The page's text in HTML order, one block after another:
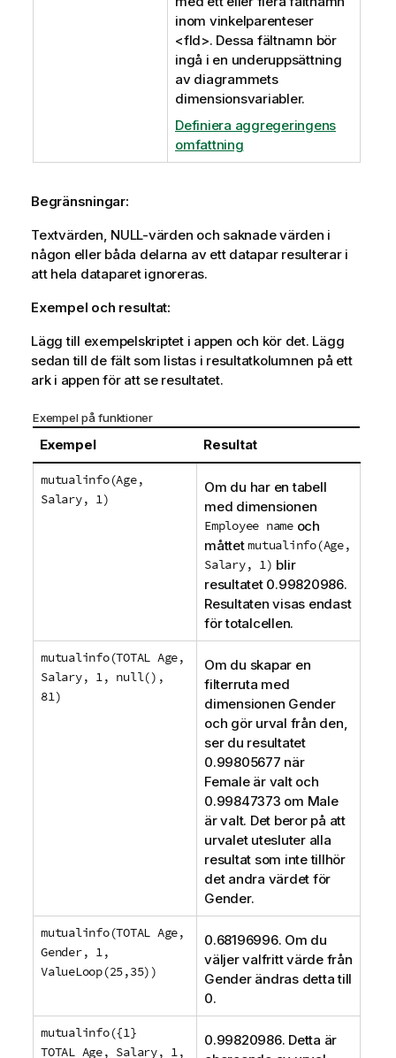
inom vinkelparenteser
<fld>. Dessa fältnamn bör
ingå i en underuppsättning
av diagrammets
dimensionsvariabler.
Definiera aggregeringens
omfattning
Begränsningar:
Textvärden, NULL-värden och saknade värden i
någon eller båda delarna av ett datapar resulterar i
att hela dataparet ignoreras.
Exempel och resultat:
Lägg till exempelskriptet i appen och kör det. Lägg
sedan till de fält som listas i resultatkolumnen på ett
ark i appen för att se resultatet.
Exempel på funktioner
Exempel Resultat
mutualinfo(Age,
Salary, 1)
Om du har en tabell
med dimensionen
Employee nameoch
måttetmutualinfo(Age,
Salary, 1) blir
resultatet 0.99820986.
Resultaten visas endast
för totalcellen.
mutualinfo(TOTAL Age,
Salary, 1, null(),
81)
Om du skapar en
filterruta med
dimensionen Gender
och gör urval från den,
ser du resultatet
0.99805677 när
Femaleär valt och
0.99847373 om Male
är valt. Det beror på att
urvalet utesluter alla
resultat som inte tillhör
det andra värdet för
Gender.
mutualinfo(TOTAL Age,
Gender, 1,
ValueLoop(25,35))
0.68196996. Om du
väljer valfritt värde från
Genderändras detta till
0.
mutualinfo({1}
TOTAL Age, Salary, 1,
0.99820986. Detta är